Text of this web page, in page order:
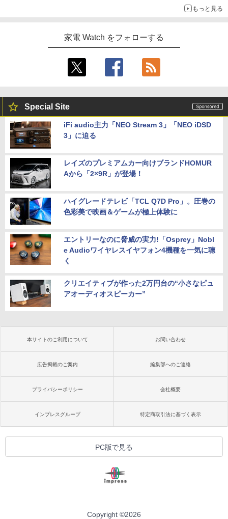
もっと見る
家電 Watch をフォローする
Special Site
iFi audio主力「NEO Stream 3」「NEO iDSD
3」に迫る
レイズのプレミアムカー向けブランドHOMUR
Aから「2×9R」が登場！
ハイグレードテレビ「TCL Q7D Pro」。圧巻の
色彩美で映画＆ゲームが極上体験に
エントリーなのに脅威の実力!「Osprey」Nobl
e Audioワイヤレスイヤフォン4機種を一気に聴
く
クリエイティブが作った2万円台の“小さなピュ
アオーディオスピーカー”
本サイトのご利用について お問い合わせ
広告掲載のご案内 編集部へのご連絡
プライバシーポリシー 会社概要
インプレスグループ 特定商取引法に基づく表示
PC版で見る
Copyright ©2026